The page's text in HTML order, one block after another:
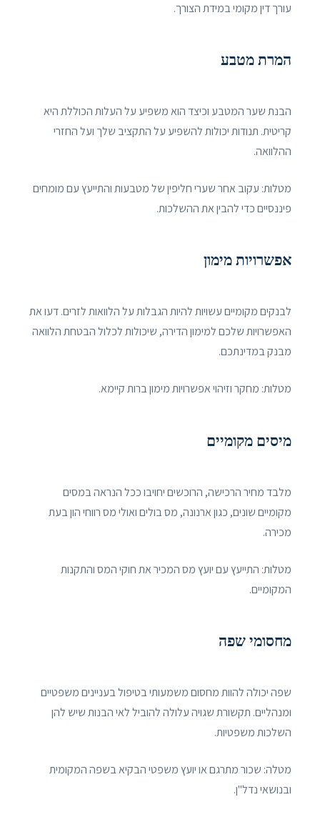
עורך דין מקומי במידת הצורך.
המרת מטבע
הבנת שער המטבע וכיצד הוא משפיע על העלות הכוללת היא
קריטית. תנודות יכולות להשפיע על התקציב שלך ועל החזרי
ההלוואה.
מטלות: עקוב אחר שערי חליפין של מטבעות והתייעץ עם מומחים
פיננסיים כדי להבין את ההשלכות.
אפשרויות מימון
לבנקים מקומיים עשויות להיות הגבלות על הלוואות לזרים. דעו את
האפשרויות שלכם למימון הדירה, שיכולות לכלול הבטחת הלוואה
מבנק במדינתכם.
מטלות: מחקר וזיהוי אפשרויות מימון ברות קיימא.
מיסים מקומיים
מלבד מחיר הרכישה, הרוכשים יחויבו ככל הנראה במסים
מקומיים שונים, כגון ארנונה, מס בולים ואולי מס רווחי הון בעת ​​
מכירה.
מטלות: התייעץ עם יועץ מס המכיר את חוקי המס והתקנות
המקומיים.
מחסומי שפה
שפה יכולה להוות מחסום משמעותי בטיפול בעניינים משפטיים
ומנהליים. תקשורת שגויה עלולה להוביל לאי הבנות שיש להן
השלכות משפטיות.
מטלה: שכור מתרגם או יועץ משפטי הבקיא בשפה המקומית
ובנושאי נדל"ן.